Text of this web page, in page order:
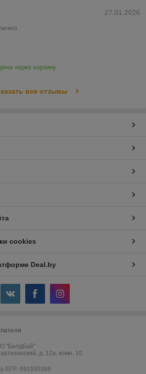
27.01.2026
через корзину
все отзывы
cookies
Deal.by
"БилдБай"
д. 12а, комн. 10
ЕГР: 691595398